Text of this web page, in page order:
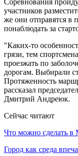
участников
же они отправятся в
понаблюдать за
"Каких-то
грязи, тем
проезжать по
дорогам. Выбирали
Протяженность
рассказал
Дмитрий Андреюк.
Сейчас читают
Что можно сделать в
Город как среда